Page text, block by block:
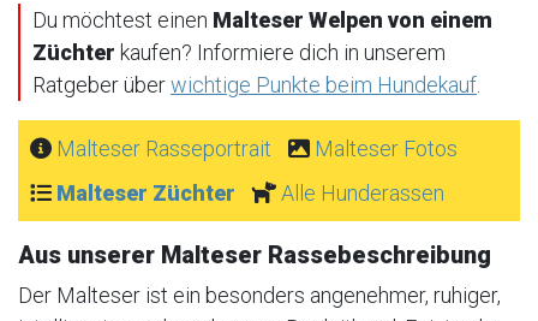
Du möchtest einen Malteser Welpen von einem
Züchter kaufen? Informiere dich in unserem
Ratgeber überwichtige Punkte beim Hundekauf
Malteser Rasseportrait
Malteser Fotos
Malteser Züchter
Alle Hunderassen
Aus unserer Malteser Rassebeschreibung
Der Malteser ist ein besonders angenehmer, ruhiger,